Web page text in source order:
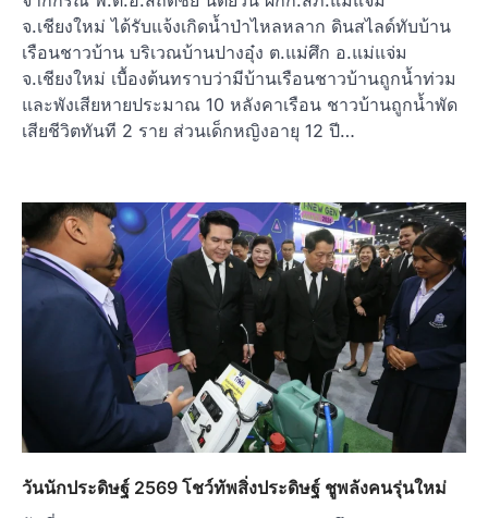
จ.เชียงใหม่ ได้รับแจ้งเกิดน้ำป่าไหลหลาก ดินสไลด์ทับบ้าน
เรือนชาวบ้าน บริเวณบ้านปางอุ๋ง ต.แม่ศึก อ.แม่แจ่ม
จ.เชียงใหม่ เบื้องต้นทราบว่ามีบ้านเรือนชาวบ้านถูกน้ำท่วม
และพังเสียหายประมาณ 10 หลังคาเรือน ชาวบ้านถูกน้ำพัด
เสียชีวิตทันที 2 ราย ส่วนเด็กหญิงอายุ 12 ปี…
วันนักประดิษฐ์ 2569 โชว์ทัพสิ่งประดิษฐ์ ชูพลังคนรุ่นใหม่